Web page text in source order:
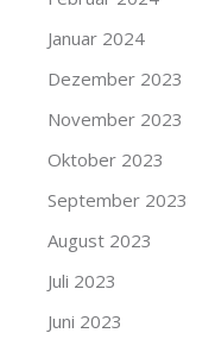
Januar 2024
Dezember 2023
November 2023
Oktober 2023
September 2023
August 2023
Juli 2023
Juni 2023